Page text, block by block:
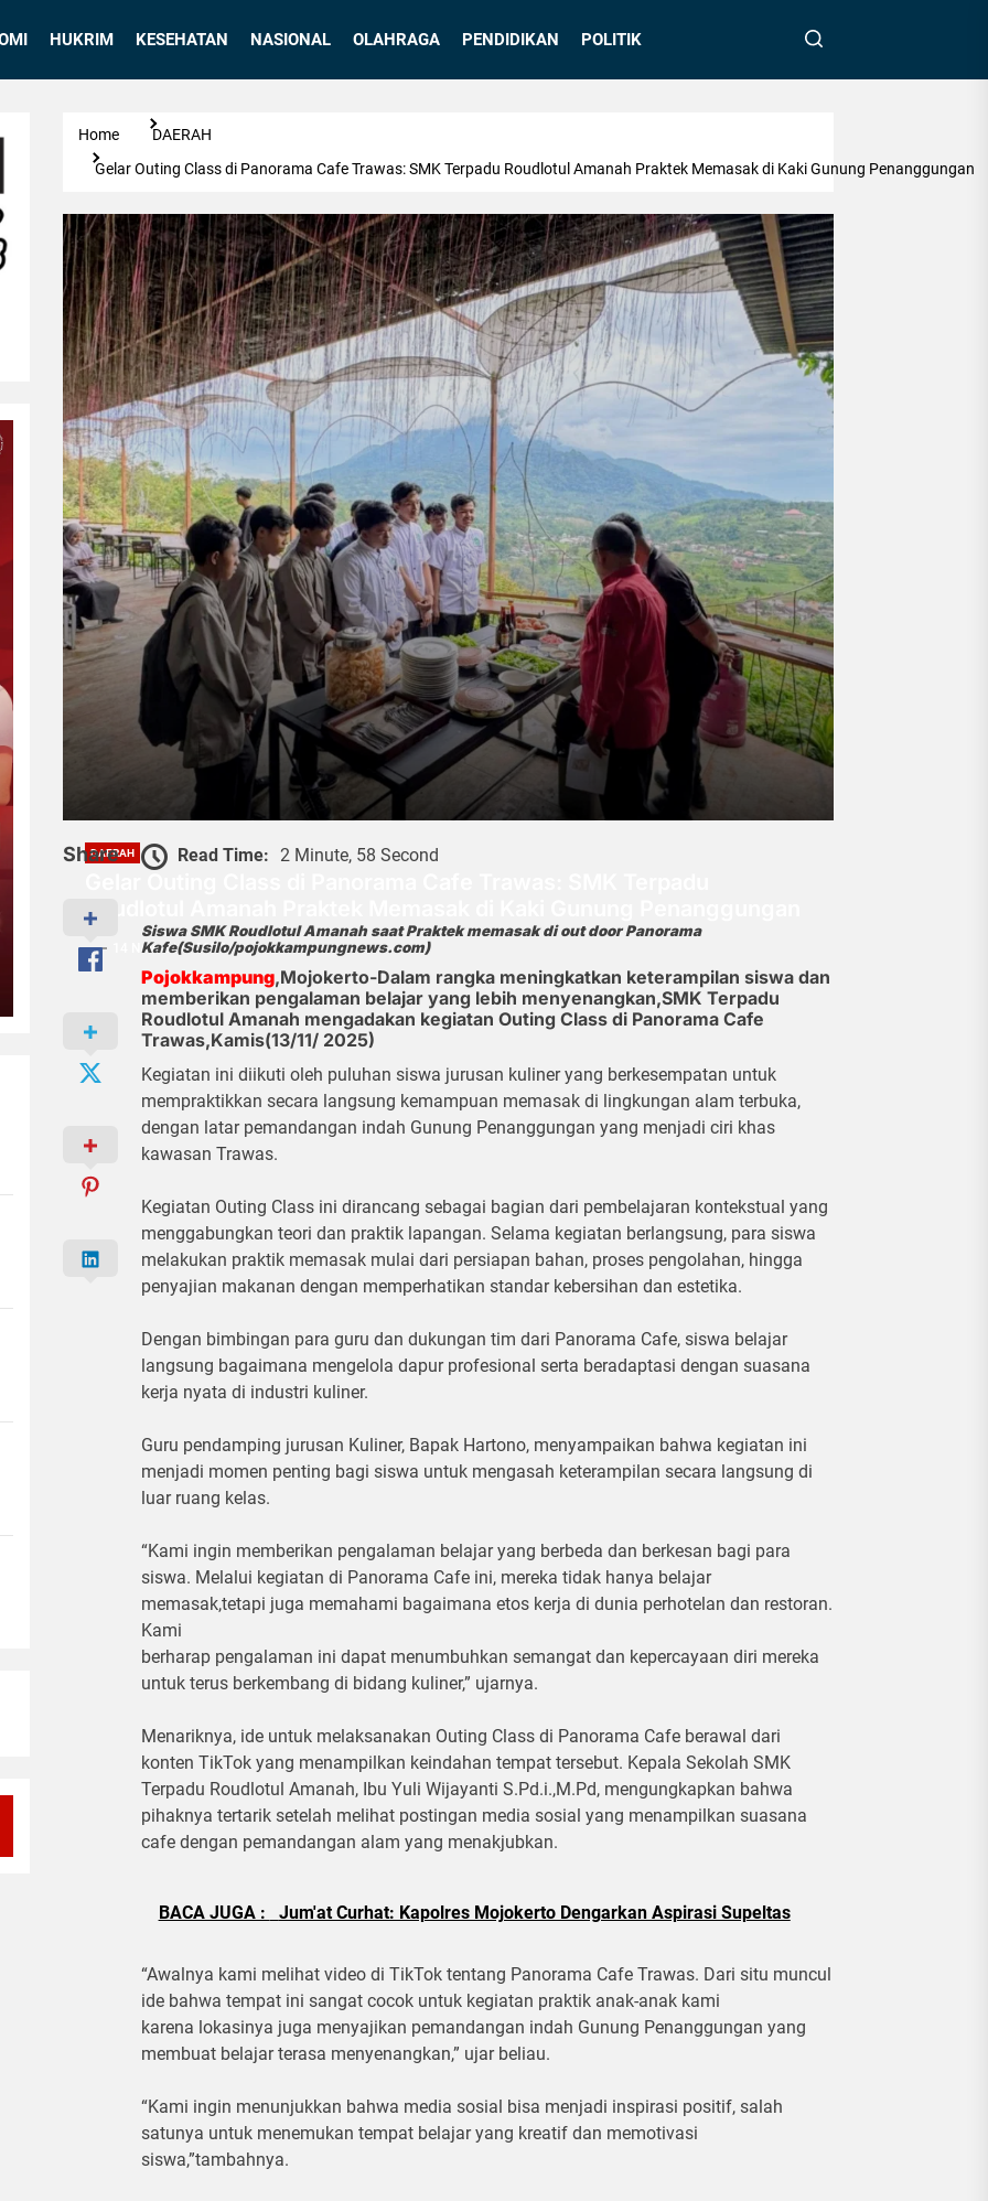
HUKRIM KESEHATAN NASIONAL OLAHRAGA PENDIDIKAN POLITIK
Home
DAERAH
Gelar Outing Class di Panorama Cafe Trawas: SMK Terpadu Roudlotul Amanah Praktek Memasak di Kaki Gunung Penanggungan
DAERAH
Roudlotul Amanah Praktek Memasak di Kaki Gunung Penanggungan
14 November 2025
Share Read Time: 2 Minute, 58 Second
Siswa SMK Roudlotul Amanah saat Praktek memasak di out door Panorama
Kafe(Susilo/pojokkampungnews.com)
Pojokkampung,Mojokerto-Dalam rangka meningkatkan keterampilan siswa dan
memberikan pengalaman belajar yang lebih menyenangkan,SMK Terpadu
Roudlotul Amanah mengadakan kegiatan Outing Class di Panorama Cafe
Trawas,Kamis(13/11/ 2025)
Kegiatan ini diikuti oleh puluhan siswa jurusan kuliner yang berkesempatan untuk
mempraktikkan secara langsung kemampuan memasak di lingkungan alam terbuka,
dengan latar pemandangan indah Gunung Penanggungan yang menjadi ciri khas
kawasan Trawas.
Kegiatan Outing Class ini dirancang sebagai bagian dari pembelajaran kontekstual yang
menggabungkan teori dan praktik lapangan. Selama kegiatan berlangsung, para siswa
melakukan praktik memasak mulai dari persiapan bahan, proses pengolahan, hingga
penyajian makanan dengan memperhatikan standar kebersihan dan estetika.
Dengan bimbingan para guru dan dukungan tim dari Panorama Cafe, siswa belajar
langsung bagaimana mengelola dapur profesional serta beradaptasi dengan suasana
kerja nyata di industri kuliner.
Guru pendamping jurusan Kuliner, Bapak Hartono, menyampaikan bahwa kegiatan ini
menjadi momen penting bagi siswa untuk mengasah keterampilan secara langsung di
luar ruang kelas.
“Kami ingin memberikan pengalaman belajar yang berbeda dan berkesan bagi para
siswa. Melalui kegiatan di Panorama Cafe ini, mereka tidak hanya belajar
memasak,tetapi juga memahami bagaimana etos kerja di dunia perhotelan dan restoran.
Kami
berharap pengalaman ini dapat menumbuhkan semangat dan kepercayaan diri mereka
untuk terus berkembang di bidang kuliner,” ujarnya.
Menariknya, ide untuk melaksanakan Outing Class di Panorama Cafe berawal dari
konten TikTok yang menampilkan keindahan tempat tersebut. Kepala Sekolah SMK
Terpadu Roudlotul Amanah, Ibu Yuli Wijayanti S.Pd.i.,M.Pd, mengungkapkan bahwa
pihaknya tertarik setelah melihat postingan media sosial yang menampilkan suasana
cafe dengan pemandangan alam yang menakjubkan.
BACA JUGA : Jum'at Curhat: Kapolres Mojokerto Dengarkan Aspirasi Supeltas
“Awalnya kami melihat video di TikTok tentang Panorama Cafe Trawas. Dari situ muncul
ide bahwa tempat ini sangat cocok untuk kegiatan praktik anak-anak kami
karena lokasinya juga menyajikan pemandangan indah Gunung Penanggungan yang
membuat belajar terasa menyenangkan,” ujar beliau.
“Kami ingin menunjukkan bahwa media sosial bisa menjadi inspirasi positif, salah
satunya untuk menemukan tempat belajar yang kreatif dan memotivasi
siswa,”tambahnya.